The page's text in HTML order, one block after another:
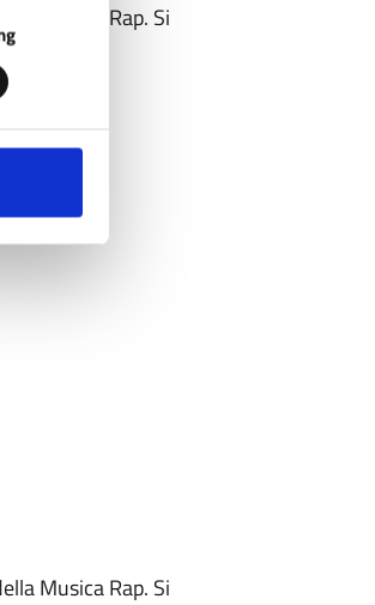
Musica Rap. Si
Musica Rap. Si